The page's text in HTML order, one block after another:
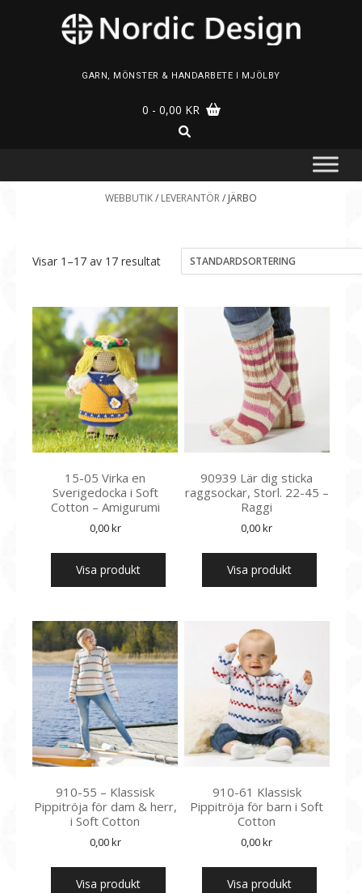
GARN, MÖNSTER & HANDARBETE I MJÖLBY
0 - 0,00 KR
WEBBUTIK/ LEVERANTÖR/ JÄRBO
Visar 1–17 av 17 resultat
15-05 Virka en
Sverigedocka i Soft
Cotton – Amigurumi
0,00kr
Visa produkt
90939 Lär dig sticka
raggsockar, Storl. 22-45 –
Raggi
0,00kr
Visa produkt
910-55 – Klassisk
Pippitröja för dam & herr,
i Soft Cotton
0,00kr
Visa produkt
910-61 Klassisk
Pippitröja för barn i Soft
Cotton
0,00kr
Visa produkt